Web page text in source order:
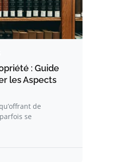
: Guide
les Aspects
de
se